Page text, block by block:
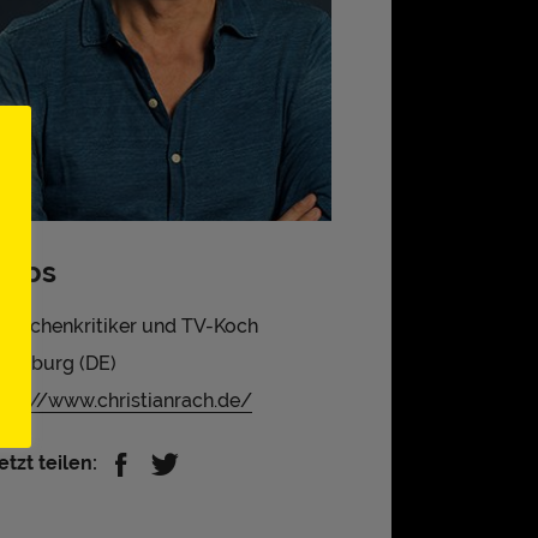
Infos
Branchenkritiker und TV-Koch
Hamburg (DE)
http://www.christianrach.de/
teilen: